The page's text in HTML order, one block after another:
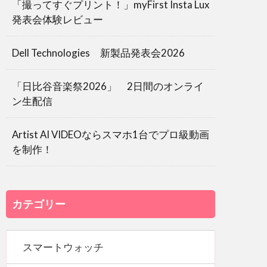
「撮ってすぐプリント！」myFirst Insta Lux
発表会体験レビュー
Dell Technologies 新製品発表会2026
「日比谷音楽祭2026」 2日間のオンライ
ン生配信
Artist AI VIDEOならスマホ1台でプロ級動画
を制作！
カテゴリー
スマートウォッチ